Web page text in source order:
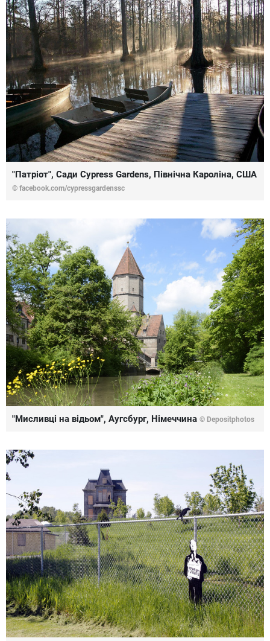
"Патріот", Сади Cypress Gardens, Північна Кароліна, США
© facebook.com/cypressgardenssc
"Мисливці на відьом", Аугсбург, Німеччина © Depositphotos